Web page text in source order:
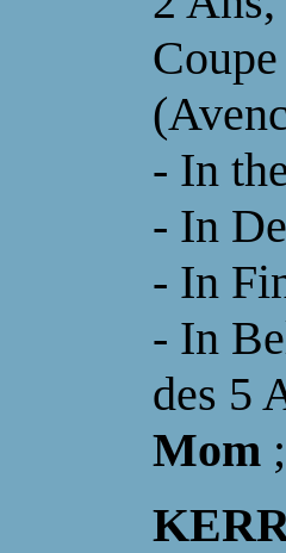
- In
- In
- In
- In
des 5
Mom ;